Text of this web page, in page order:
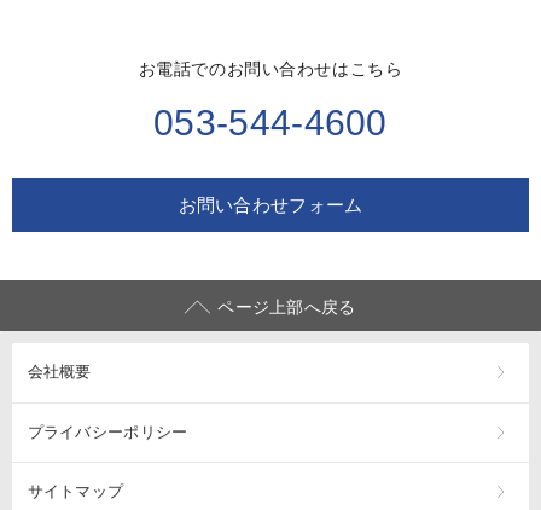
お電話でのお問い合わせはこちら
053-544-4600
お問い合わせフォーム
ページ上部へ戻る
会社概要
プライバシーポリシー
サイトマップ